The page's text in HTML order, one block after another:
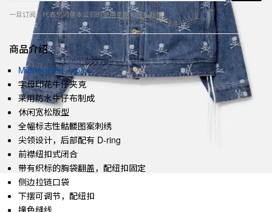
一旦订阅，代表您同意本公司的使用条款和隐私政策。
商品介绍
Mastermind Japan
字母印花牛仔夹克
采用防水牛仔布制成
休闲宽松版型
全幅标志性骷髅图案刺绣
尖领设计，后部配有 D-ring
前襟纽扣式闭合
带有织标的胸袋翻盖，配纽扣固定
侧边拉链口袋
下摆可调节，配纽扣
撞色缝线